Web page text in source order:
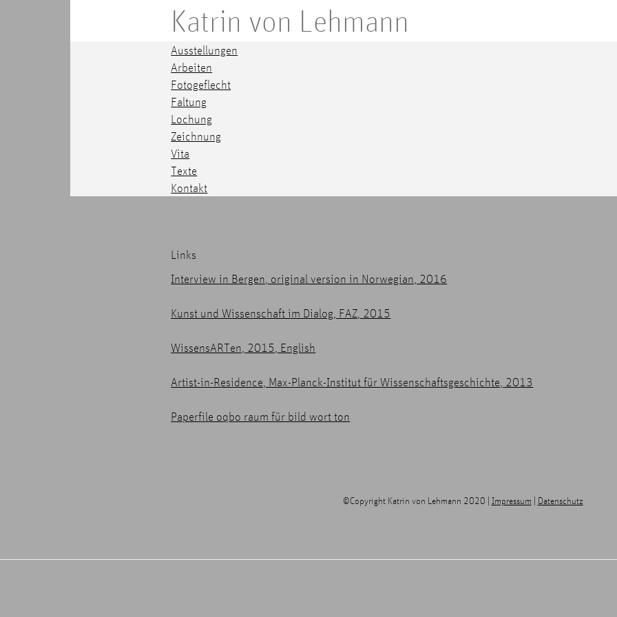
Katrin von Lehmann
Ausstellungen
Arbeiten
Fotogeflecht
Faltung
Lochung
Zeichnung
Vita
Texte
Kontakt
Links
Interview in Bergen, original version in Norwegian, 2016
Kunst und Wissenschaft im Dialog, FAZ, 2015
WissensARTen, 2015, English
Artist-in-Residence, Max-Planck-Institut für Wissenschaftsgeschichte, 2013
Paperfile oqbo raum für bild wort ton
©Copyright Katrin von Lehmann 2020 | Impressum | Datenschutz